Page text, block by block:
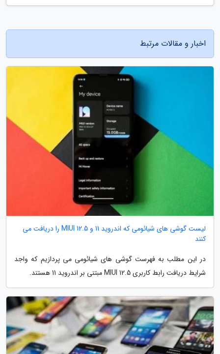
اخبار و مقالات مرتبط
لیست گوشی های شیائومی که اندروید 11 و MIUI 12.5 را دریافت می
کنند
در این مطلب به فهرست گوشی های شیائومی می پردازیم که واجد
شرایط دریافت رابط کاربری MIUI 12.5 مبتنی بر اندروید 11 هستند.